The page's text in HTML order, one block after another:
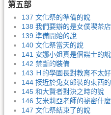
第五部
137 文化祭的準備的說
138 我們要辦的是女僕喫茶
139 準備開始的說
140 文化祭當天的說
141 安娜小姐真是個謀士的說
142 禁斷的裝備
143 Ｈ的學園長對教育不太
144 接近於兔女郎裝的東西
145 和大賢者對決之時的說
146 艾米莉亞老師的祕密什
147 文化祭結束了的說